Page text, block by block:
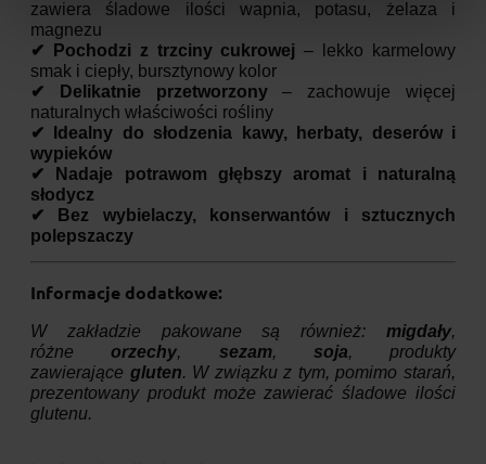
zawiera śladowe ilości wapnia, potasu, żelaza i
magnezu
✔ Pochodzi z trzciny cukrowej – lekko karmelowy
smak i ciepły, bursztynowy kolor
✔ Delikatnie przetworzony– zachowuje więcej
naturalnych właściwości rośliny
✔ Idealny do słodzenia kawy, herbaty, deserów i
wypieków
✔ Nadaje potrawom głębszy aromat i naturalną
słodycz
✔ Bez wybielaczy, konserwantów i sztucznych
polepszaczy
Informacje dodatkowe:
W zakładzie pakowane są również: migdały,
różneorzechy, sezam, soja, produkty
zawierające gluten. W związku z tym, pomimo starań,
prezentowany produkt może zawierać śladowe ilości
glutenu.